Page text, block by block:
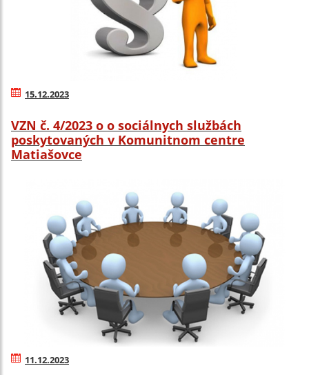
15.12.2023
VZN č. 4/2023 o o sociálnych službách
poskytovaných v Komunitnom centre
Matiašovce
11.12.2023